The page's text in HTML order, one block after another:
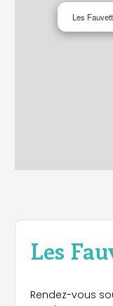
Les
Rendez-vous
Les